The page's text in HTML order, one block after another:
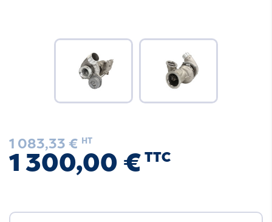
1 083,33 € HT
1 300,00 € TTC